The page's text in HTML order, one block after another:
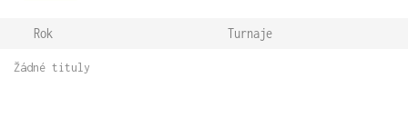
Rok Turnaje
Žádné tituly